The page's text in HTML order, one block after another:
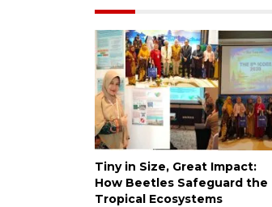
Tiny in Size, Great Impact:
How Beetles Safeguard the
Tropical Ecosystems